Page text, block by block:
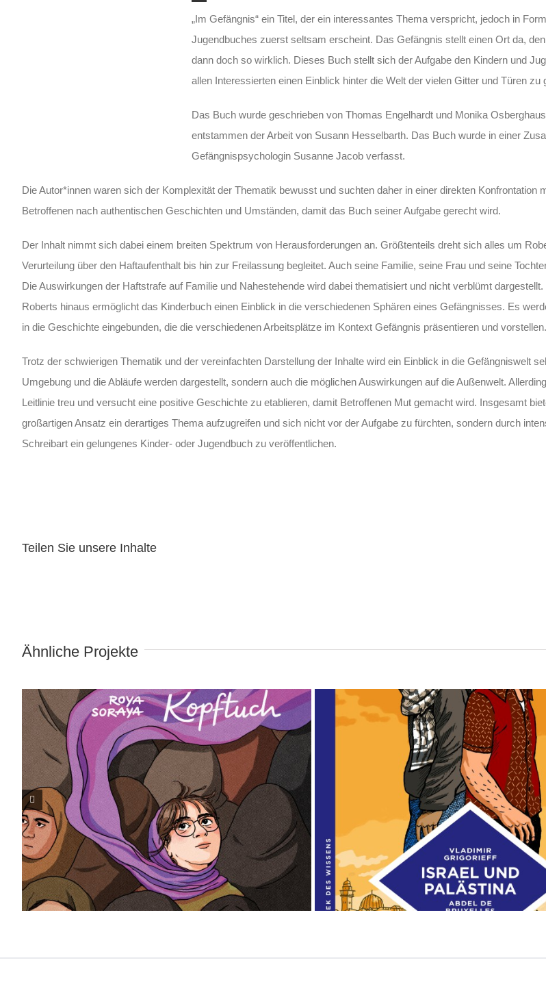
„Im Gefängnis“ ein Titel, der ein interessantes Thema verspricht, jedoch in
Jugendbuches zuerst seltsam erscheint. Das Gefängnis stellt einen Ort da,
dann doch so wirklich. Dieses Buch stellt sich der Aufgabe den Kindern und
allen Interessierten einen Einblick hinter die Welt der vielen Gitter und Türen zu
Das Buch wurde geschrieben von Thomas Engelhardt und Monika
entstammen der Arbeit von Susann Hesselbarth. Das Buch wurde in einer
Gefängnispsychologin Susanne Jacob verfasst.
Die Autor*innen waren sich der Komplexität der Thematik bewusst und suchten daher in einer direkten Konfrontation
Betroffenen nach authentischen Geschichten und Umständen, damit das Buch seiner Aufgabe gerecht wird.
Der Inhalt nimmt sich dabei einem breiten Spektrum von Herausforderungen an. Größtenteils dreht sich alles um
Verurteilung über den Haftaufenthalt bis hin zur Freilassung begleitet. Auch seine Familie, seine Frau und seine
Die Auswirkungen der Haftstrafe auf Familie und Nahestehende wird dabei thematisiert und nicht verblümt
Roberts hinaus ermöglicht das Kinderbuch einen Einblick in die verschiedenen Sphären eines Gefängnisses. Es
in die Geschichte eingebunden, die die verschiedenen Arbeitsplätze im Kontext Gefängnis präsentieren und vorstellen.
Trotz der schwierigen Thematik und der vereinfachten Darstellung der Inhalte wird ein Einblick in die Gefängniswelt
Umgebung und die Abläufe werden dargestellt, sondern auch die möglichen Auswirkungen auf die Außenwelt.
Leitlinie treu und versucht eine positive Geschichte zu etablieren, damit Betroffenen Mut gemacht wird. Insgesamt
großartigen Ansatz ein derartiges Thema aufzugreifen und sich nicht vor der Aufgabe zu fürchten, sondern durch
Schreibart ein gelungenes Kinder- oder Jugendbuch zu veröffentlichen.
Teilen Sie unsere Inhalte
Ähnliche Projekte